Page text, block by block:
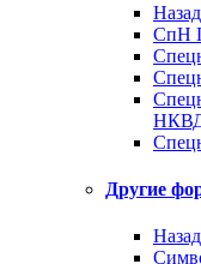
Назад
СпН
Другие
Назад